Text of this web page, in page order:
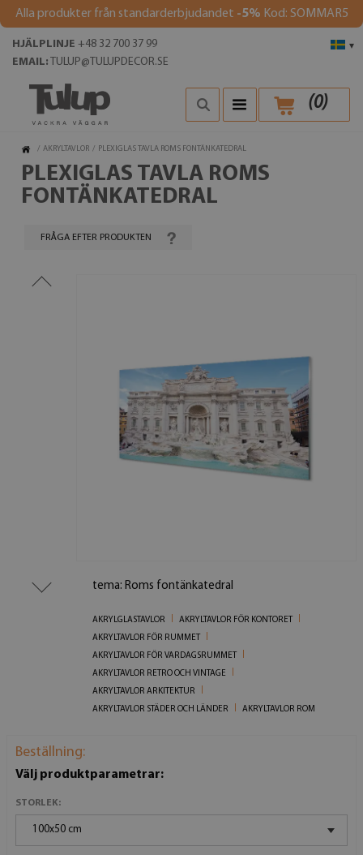
Alla produkter från standarderbjudandet -5% Kod: SOMMAR5
▾
HJÄLPLINJE +48 32 700 37 99
EMAIL: TULUP@TULUPDECOR.SE
(0)
/ AKRYLTAVLOR / PLEXIGLAS TAVLA ROMS FONTÄNKATEDRAL
PLEXIGLAS TAVLA ROMS
FONTÄNKATEDRAL
FRÅGA EFTER PRODUKTEN
tema: Roms fontänkatedral
AKRYLGLASTAVLOR
AKRYLTAVLOR FÖR KONTORET
AKRYLTAVLOR FÖR RUMMET
AKRYLTAVLOR FÖR VARDAGSRUMMET
AKRYLTAVLOR RETRO OCH VINTAGE
AKRYLTAVLOR ARKITEKTUR
AKRYLTAVLOR STÄDER OCH LÄNDER
AKRYLTAVLOR ROM
Beställning:
Välj produktparametrar:
STORLEK:
100x50 cm